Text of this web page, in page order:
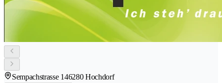
Sempachstrasse 146280 Hochdorf